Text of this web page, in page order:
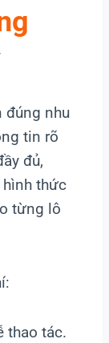
đúng nhu
tin rõ
đủ,
thức
từng lô
thao tác.